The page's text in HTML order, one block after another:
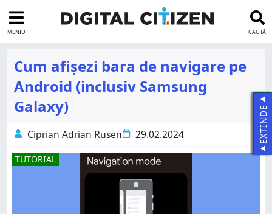
MENIU CAUTĂ
Cum afișezi bara de navigare pe
Android (inclusiv Samsung
Galaxy)
Ciprian Adrian Rusen 29.02.2024
TUTORIAL
EXTINDE